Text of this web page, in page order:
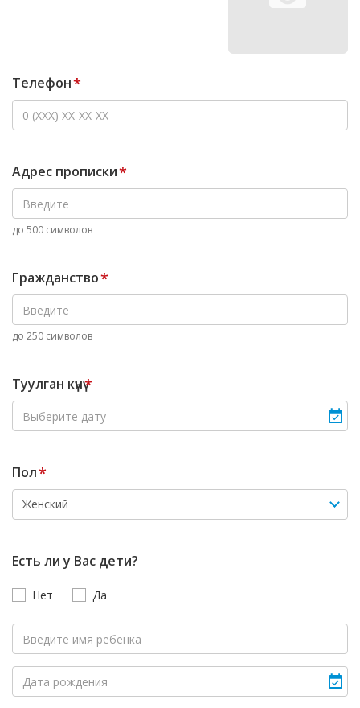
Телефон*
Адрес прописки*
до 500 символов
Гражданство*
до 250 символов
Туулган күнү*
Пол*
Есть ли у Вас дети?
Нет Да